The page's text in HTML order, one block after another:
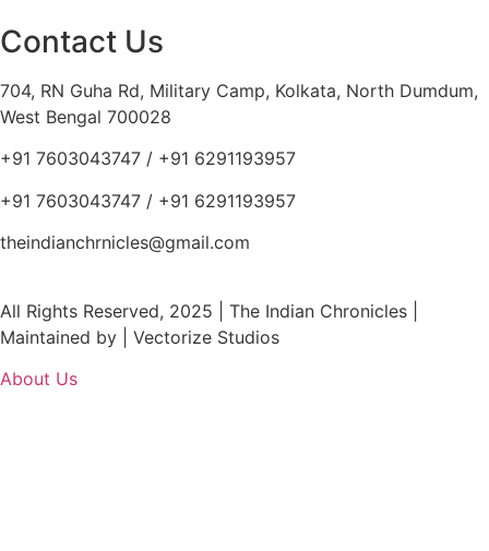
Contact Us
704, RN Guha Rd, Military Camp, Kolkata, North Dumdum,
West Bengal 700028
+91 7603043747 / +91 6291193957
+91 7603043747 / +91 6291193957
theindianchrnicles@gmail.com
All Rights Reserved, 2025 | The Indian Chronicles |
Maintained by | Vectorize Studios
About Us